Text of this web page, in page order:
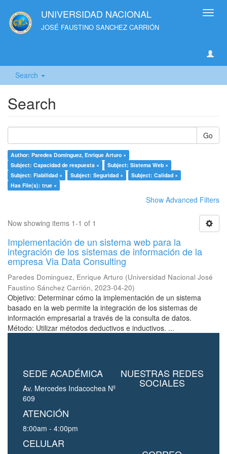
UNIVERSIDAD NACIONAL
JOSÉ FAUSTINO SANCHEZ CARRIÓN
Search
Search
Go
Author: Paredes Dominguez, Enrique Arturo ×
Subject: Capacidad de respuesta ×
Subject: Sistema Web ×
Subject: Fiabilidad ×
Subject: Seguridad ×
Subject: Calidad ×
Has File(s): true ×
Show Advanced Filters
Now showing items 1-1 of 1
Implementación de un sistema web para la
integración de los sistemas de información de la
empresa Via Data Consulting
Paredes Dominguez, Enrique Arturo (Universidad Nacional José
Faustino Sánchez Carrión, 2023-04-20)
Objetivo: Determinar cómo la implementación de un sistema
basado en la web permite la integración de los sistemas de
información empresarial a través de la consulta de datos.
Método: Utilizar métodos deductivos e inductivos. ...
SEDE ACADÉMICA
Av. Mercedes Indacochea Nº
609
ATENCIÓN
8:00am - 4:00pm
CELULAR
NUESTRAS REDES
SOCIALES